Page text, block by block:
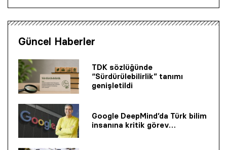
Güncel Haberler
TDK sözlüğünde
“Sürdürülebilirlik” tanımı
genişletildi
Google DeepMind’da Türk bilim
insanına kritik görev…